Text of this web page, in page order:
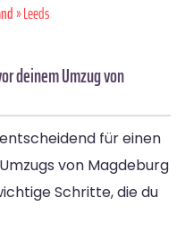
» Leeds
deinem Umzug von
für einen
von Magdeburg
Schritte, die du